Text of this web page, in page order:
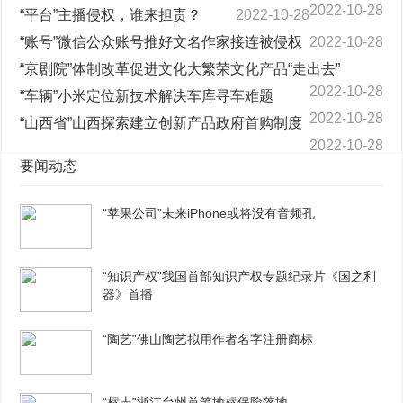
2022-10-28
“平台”主播侵权，谁来担责？
2022-10-28
“账号”微信公众账号推好文名作家接连被侵权 2022-10-28
“京剧院”体制改革促进文化大繁荣文化产品“走出去”
2022-10-28
“车辆”小米定位新技术解决车库寻车难题
2022-10-28
“山西省”山西探索建立创新产品政府首购制度
2022-10-28
要闻动态
“苹果公司”未来iPhone或将没有音频孔
“知识产权”我国首部知识产权专题纪录片《国之利
器》首播
“陶艺”佛山陶艺拟用作者名字注册商标